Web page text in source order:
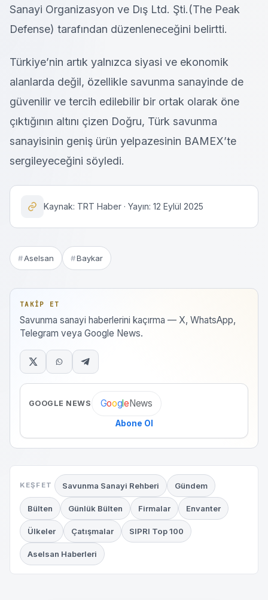
Sanayi Organizasyon ve Dış Ltd. Şti.(The Peak
Defense) tarafından düzenleneceğini belirtti.
Türkiye’nin artık yalnızca siyasi ve ekonomik
alanlarda değil, özellikle savunma sanayinde de
güvenilir ve tercih edilebilir bir ortak olarak öne
çıktığının altını çizen Doğru, Türk savunma
sanayisinin geniş ürün yelpazesinin BAMEX’te
sergileyeceğini söyledi.
Kaynak: TRT Haber · Yayın: 12 Eylül 2025
Aselsan Baykar
TAKIP ET
Savunma sanayi haberlerini kaçırma — X, WhatsApp,
Telegram veya Google News.
GOOGLE NEWS GoogleNews
Abone Ol
KEŞFET Savunma Sanayi Rehberi Gündem
Bülten Günlük Bülten Firmalar Envanter
Ülkeler Çatışmalar SIPRI Top 100
Aselsan Haberleri